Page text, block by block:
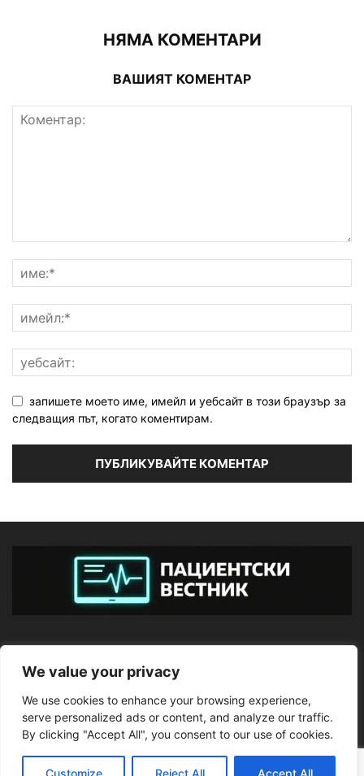
We value your privacy
We use cookies to enhance your browsing experience,
serve personalized ads or content, and analyze our traffic.
By clicking "Accept All", you consent to our use of cookies.
Customize Reject All Accept All
НЯМА КОМЕНТАРИ
ВАШИЯТ КОМЕНТАР
запишете моето име, имейл и уебсайт в този браузър за
следващия път, когато коментирам.
ПОСЛЕДВАЙТЕ НИ